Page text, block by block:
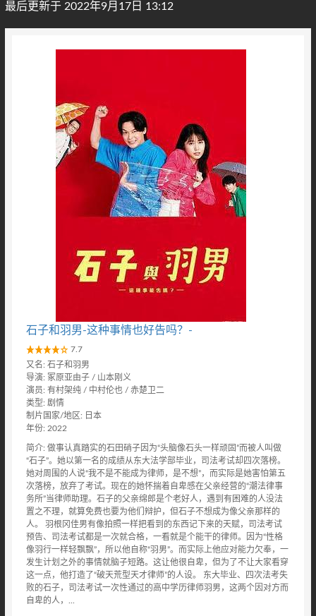
最后更新于 2022年9月17日 13:12
石子和羽男-这种事情也好告吗？-
7.7
又名: 石子和羽男
导演: 冢原亚由子 / 山本刚义
演员: 有村架纯 / 中村伦也 / 赤楚卫二
类型: 剧情
制片国家/地区: 日本
年份: 2022
简介: 做事认真踏实的石田硝子因为“头脑像石头一样顽固”而被人叫做
“石子”。她以第一名的成绩从东大法学部毕业，司法考试却四次落榜。
她对周围的人说“我不是不能成为律师，是不想”，而实际是她害怕第五
次落榜，放弃了考试。现在的她怀揣着自卑感在父亲经营的“潮法律事
务所”当律师助理。石子的父亲绵郎是个老好人，遇到有困难的人没法
置之不理，就算免费也要为他们辩护，但石子不想成为像父亲那样的
人。 羽根冈佳男有像拍照一样把看到的东西记下来的天赋，司法考试
预告、司法考试都是一次就合格，一看就是个能干的律师。因为“性格
像羽行一样轻飘飘”，所以他自称“羽男”。而实际上他应对能力欠奉，一
发生计划之外的事情就脑子短路。这让他很自卑，但为了不让大家看穿
这一点，他打造了“破天荒型天才律师”的人设。 东大毕业、四次法考失
败的石子，司法考试一次性通过的高中学历律师羽男，这两个因对方而
自卑的人，...